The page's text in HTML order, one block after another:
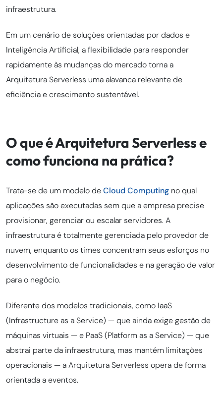
infraestrutura.
Em um cenário de soluções orientadas por dados e
Inteligência Artificial, a flexibilidade para responder
rapidamente às mudanças do mercado torna a
Arquitetura Serverless uma alavanca relevante de
eficiência e crescimento sustentável.
O que é Arquitetura Serverless e
como funciona na prática?
Trata-se de um modelo deCloud Computing no qual
aplicações são executadas sem que a empresa precise
provisionar, gerenciar ou escalar servidores. A
infraestrutura é totalmente gerenciada pelo provedor de
nuvem, enquanto os times concentram seus esforços no
desenvolvimento de funcionalidades e na geração de valor
para o negócio.
Diferente dos modelos tradicionais, como IaaS
(Infrastructure as a Service) — que ainda exige gestão de
máquinas virtuais — e PaaS (Platform as a Service) — que
abstrai parte da infraestrutura, mas mantém limitações
operacionais — a Arquitetura Serverless opera de forma
orientada a eventos.